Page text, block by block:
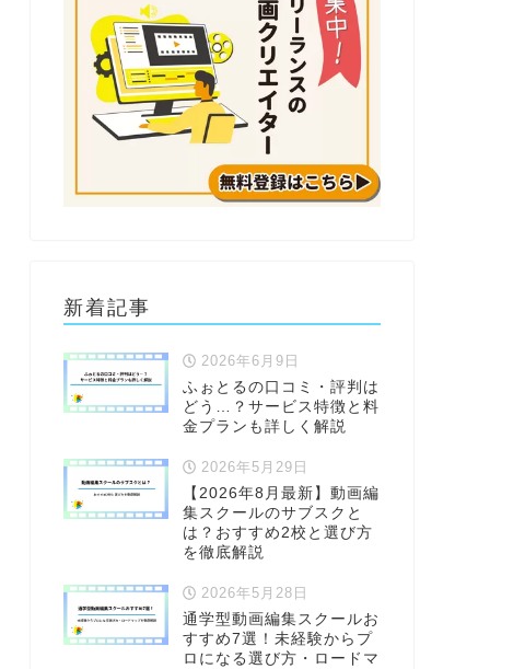
新着記事
2026年6月9日
ふぉとるの口コミ・評判は
どう…？サービス特徴と料
金プランも詳しく解説
2026年5月29日
【2026年8月最新】動画編
集スクールのサブスクと
は？おすすめ2校と選び方
を徹底解説
2026年5月28日
通学型動画編集スクールお
すすめ7選！未経験からプ
ロになる選び方・ロードマ